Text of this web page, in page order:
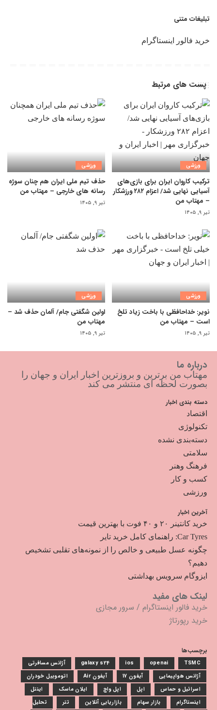
تبلیغات متنی
خرید فالور اینستاگرام
پست های مرتبط
ورزشی
ترکیب کاروان ایران برای بازی‌های
آسیایی نهایی شد/ اعزام ۲۸۲ ورزشکار
– مهتاب من
تیر ۹, ۱۴۰۵
ورزشی
حذف تیم ملی ایران هم چنان سوژه
رسانه های خارجی – مهتاب من
تیر ۹, ۱۴۰۵
ورزشی
نویر: خداحافظی با باخت زیاد تلخ
است – مهتاب من
تیر ۹, ۱۴۰۵
ورزشی
اولین شگفتی جام/ آلمان حذف شد –
مهتاب من
تیر ۹, ۱۴۰۵
درباره ما
مهتاب من برترین و بروزترین اخبار ایران و جهان را
بصورت لحظه ای منتشر می کند
دسته بندی اخبار
اقتصاد
تکنولوژی
دسته‌بندی نشده
سلامتی
فرهنگ وهنر
کسب و کار
ورزشی
آخرین اخبار
خرید کانتینر ۲۰ و ۴۰ فوت با بهترین قیمت
Car Tyres: راهنمای کامل خرید تایر
چگونه عسل طبیعی و خالص را از نمونه‌های تقلبی تشخیص
دهیم؟
ایزوگام سرویس بهداشتی
لینک های مفید
خرید فالور اینستاگرام / سرور مجازی
خرید رپورتاژ
برچسب‌ها
galaxy s24 ios openai TSMC
آژانس مسافرتی
آژانس هواپیمایی
آیفون 17 آیفون Air
اتوموبیل خودران
اسرائیل و حماس
اپل اپل واچ ایلان ماسک
اینتل
اینستاگرام
بازار سهام بازاریابی آنلاین تتر تحلیل